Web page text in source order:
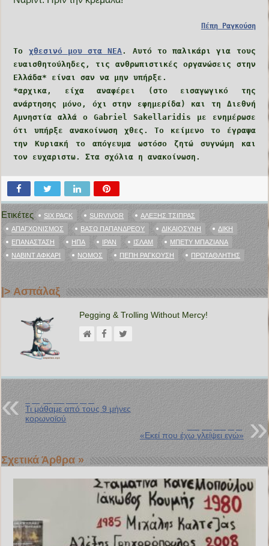
Πέπη Ραγκούση
Το χθεσινό μου στα ΝΕΑ. Αυτό το παλικάρι για τους
ευαισθητούληδες, τις ανθρωπιστικές οργανώσεις στην
Ελλάδα* είναι σαν να μην υπήρξε.
*αρχικα, είχα αναφέρει (στο εισαγωγικό της
ανάρτησης μόνο, όχι στην εφημερίδα) και τη Διεθνή
Αμνηστία αλλά ο Gabriel Sakellaridis με ενημέρωσε
ότι υπήρξε ανακοίνωση χθες. Το κείμενο το έγραψα
την Κυριακή το απόγευμα ωστόσο ζητώ συγνώμη και
τον ευχαριστω. Στα σχόλια η ανακοίνωση.
Ετικέτες SIX PACK SURVIVOR
ΑΛΈΞΗΣ ΤΣΊΠΡΑΣ
ΑΠΑΓΧΟΝΙΣΜΌΣ
ΒΆΣΩ ΠΑΠΑΝΔΡΈΟΥ ΔΙΚΑΙΟΣΎΝΗ
ΔΊΚΗ
ΕΠΑΝΆΣΤΑΣΗ
ΗΠΑ ΙΡΆΝ ΙΣΛΆΜ
ΜΠΈΤΥ ΜΠΑΖΙΆΝΑ
ΝΑΒΊΝΤ ΑΦΚΑΡΊ
ΝΌΜΟΣ ΠΈΠΗ ΡΑΓΚΟΎΣΗ ΠΡΩΤΑΘΛΗΤΉΣ
|> Ασπάλαξ
Pegging & Trolling Without Mercy!
Προηγούμενη Ανάρτηση
Τι μάθαμε από τους 9 μήνες
κορωνοϊού
Επόμενη Ανάρτηση
«Εκεί που έχω γλείψει εγώ»
Σχετικά Άρθρα »